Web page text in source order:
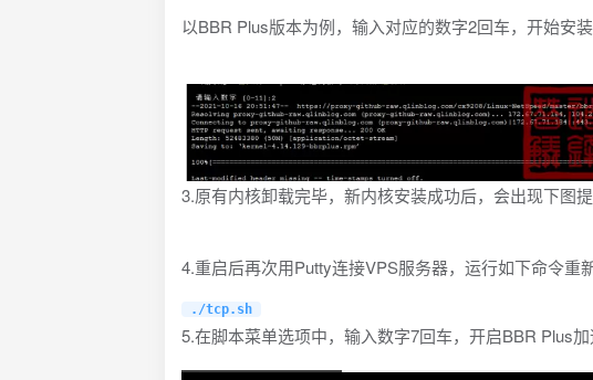
以BBR Plus版本为例，输入对应的数字2回车，开始安装
3.原有内核卸载完毕，新内核安装成功后，会出现下图
4.重启后再次用Putty连接VPS服务器，运行如下命令重
./tcp.sh
5.在脚本菜单选项中，输入数字7回车，开启BBR Plus加